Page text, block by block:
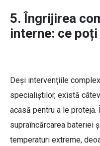
5. Îngrijirea
interne: ce
Deși intervențiile
specialiștilor, există
acasă pentru a le
supraîncărcarea bateriei
temperaturi extreme,